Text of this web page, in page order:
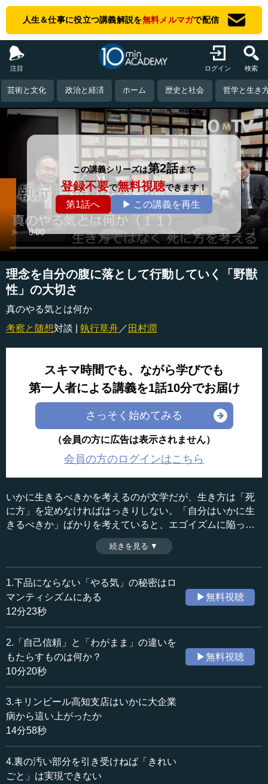
人生＆仕事に役立つ講義解説を無料メルマガで配信
注目 ログイン 検索
芸術と文化 政治と経済 ホーム 歴史と社会 哲学と生き
この講義シリーズは第2話まで
登録不要で無料視聴できます！
第1話へ ▶ この講義を再生
理念を自分の腹に落として行動していく「野獣
性」の大切さ
真のやる気とは何か
考察と随想対談 | 執行草舟 ／ 田村潤
スキマ時間でも、ながら学びでも
第一人者による講義を1話10分でお届け
さっそく始めてみる
（会員の方に広告は表示されません）
会員の方のログインはこちら
いかに生きるべきかを考えるのが文学だが、生き方は「死
に方」を定めなければはっきりしない。「自分はいかに生
きるべきか」ばかりを考えていると、エゴイズムに陥って
しまう。一方、「死に方」を考えると、「誰かのため」と
いうことが自ずから出てくるものである。また、昔の日本
人が持っていた死生観、アンドレ・ジードの小説に通底す
るテーマ、そしてパナソニック創業者の松下幸之助の凄み
を見ていくと、単なる「知性」だけでなく、それと共に、
理念を自分の腹に落として断固として行動していく「野獣
※インタビュアー：川上達史（テンミニッツTV編集長）
収録日：2020年4月10日
追加日：2020年9月11日
カテゴリー：
哲学・思想
≪全文≫
●「自分がいかに生きるか」だけを考える人はエゴイ
ズムに陥る
執行 「人間はいかに生くべきか」ということは、「いか
に死すべきか」ということなのです。「死生観」というこ
とで僕はみんなに話していますが、人間は死に方を決めな
かったら、生き方はわからない。
だから、今いったように「生き方を考えている人」は全
員エゴイズムになってしまう。結局、人間などというの
続きを見る ▼
1.下品にならない「やる気」の秘密はロ
マンティシズムにある
12分23秒
▶無料視聴
2.「自己信頼」と「わがまま」の違いを
もたらすものは何か？
10分20秒
▶無料視聴
3.キリンビール高知支店はいかに大企業
病から這い上がったか
14分58秒
4.裏の汚い部分を引き受けねば「きれい
ごと」は実現できない